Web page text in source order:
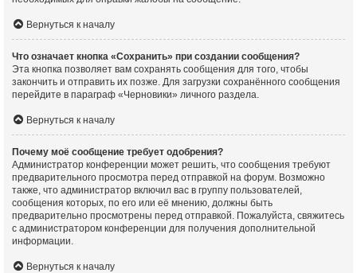
Вернуться к началу
Что означает кнопка «Сохранить» при создании сообщения?
Эта кнопка позволяет вам сохранять сообщения для того, чтобы
закончить и отправить их позже. Для загрузки сохранённого сообщения
перейдите в параграф «Черновики» личного раздела.
Вернуться к началу
Почему моё сообщение требует одобрения?
Администратор конференции может решить, что сообщения требуют
предварительного просмотра перед отправкой на форум. Возможно
также, что администратор включил вас в группу пользователей,
сообщения которых, по его или её мнению, должны быть
предварительно просмотрены перед отправкой. Пожалуйста, свяжитесь
с администратором конференции для получения дополнительной
информации.
Вернуться к началу